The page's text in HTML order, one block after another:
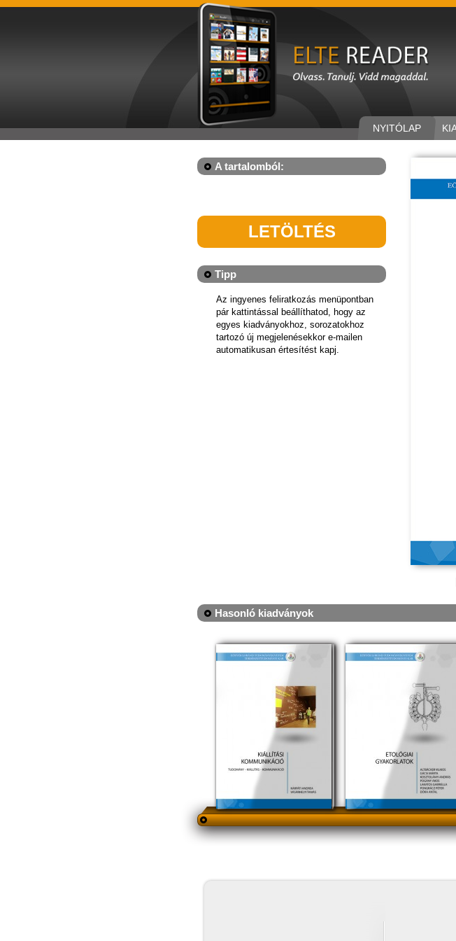
NYITÓLAP
A tartalomból:
LETÖLTÉS
Tipp
Az ingyenes feliratkozás menüpontban
pár kattintással beállíthatod, hogy az
egyes kiadványokhoz, sorozatokhoz
tartozó új megjelenésekkor e-mailen
automatikusan értesítést kapj.
Hasonló kiadványok